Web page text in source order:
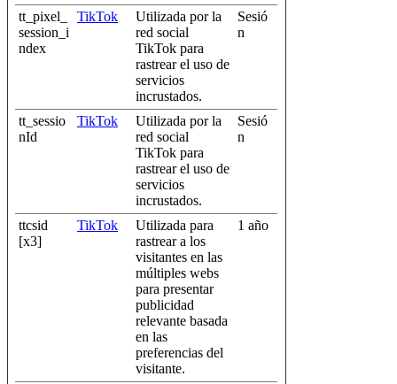
tt_pixel_
session_i
ndex
TikTok
Utilizada por la
red social
TikTok para
rastrear el uso de
servicios
incrustados.
Sesió
n
tt_sessio
nId
TikTok
Utilizada por la
red social
TikTok para
rastrear el uso de
servicios
incrustados.
Sesió
n
ttcsid
[x3]
TikTok
Utilizada para
rastrear a los
visitantes en las
múltiples webs
para presentar
publicidad
relevante basada
en las
preferencias del
visitante.
1 año